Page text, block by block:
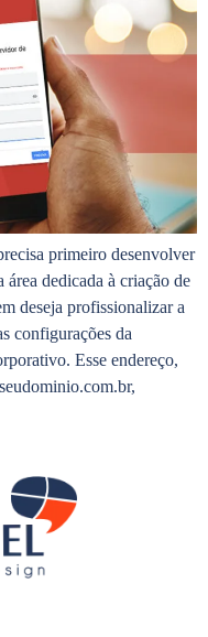
primeiro desenvolver
dedicada à criação de
deseja profissionalizar a
configurações da
Esse endereço,